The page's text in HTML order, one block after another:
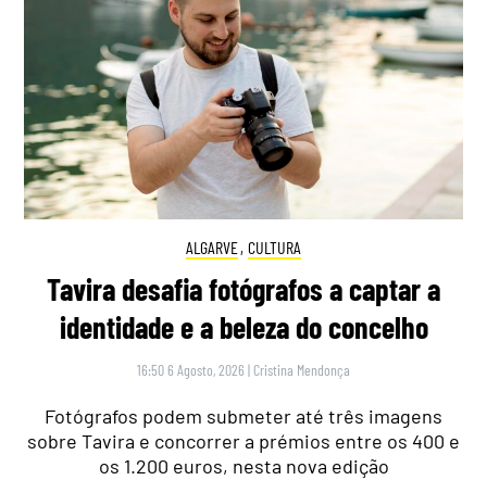
ALGARVE, CULTURA
Tavira desafia fotógrafos a captar a
identidade e a beleza do concelho
16:50 6 Agosto, 2026 | Cristina Mendonça
Fotógrafos podem submeter até três imagens
sobre Tavira e concorrer a prémios entre os 400 e
os 1.200 euros, nesta nova edição